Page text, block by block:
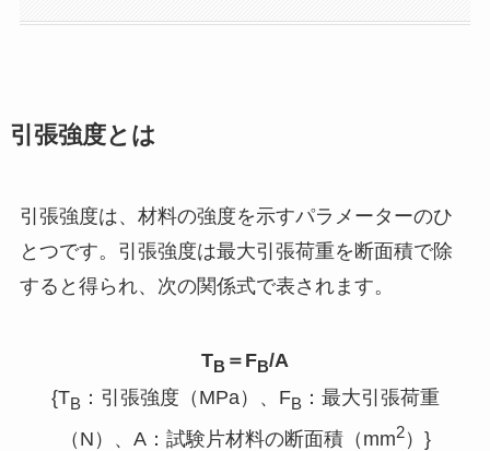
引張強度とは
引張強度は、材料の強度を示すパラメーターのひ
とつです。引張強度は最大引張荷重を断面積で除
すると得られ、次の関係式で表されます。
TB ＝FB/A
{TB ：引張強度（MPa）、FB ：最大引張荷重
（N）、A：試験片材料の断面積（mm2）}